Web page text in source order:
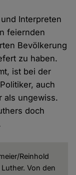
Interpreten
feiernden
Bevölkerung
zu haben.
ist bei der
auch
als ungewiss.
doch
Reinhold
Von den